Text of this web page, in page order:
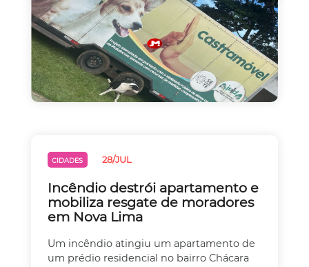
CIDADES 28/JUL
Incêndio destrói apartamento e
mobiliza resgate de moradores
em Nova Lima
Um incêndio atingiu um apartamento de
um prédio residencial no bairro Chácara